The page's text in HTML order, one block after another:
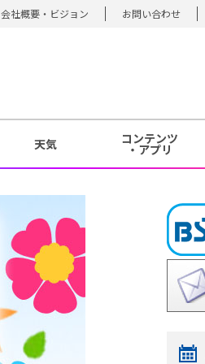
会社概要・ビジョン お問い合わせ
天気 コンテンツ
・アプリ